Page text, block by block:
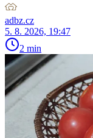
adbz.cz
5. 8. 2026, 19:47
2 min